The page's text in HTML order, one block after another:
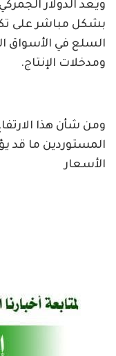
ويُعد الدولار
بشكل مباشر على
السلع في الأسواق
ومدخلات الإنتاج.
ومن شأن هذا
المستوردين ما قد
الأسعار